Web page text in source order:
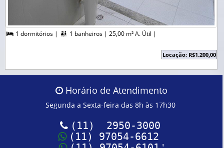
 1 dormitórios |  1 banheiros | 25,00 m² A. Útil |
Locação: R$1.200,00
Horário de Atendimento
Segunda a Sexta-feira das 8h às 17h30
(11) 2950-3000
(11) 97054-6612